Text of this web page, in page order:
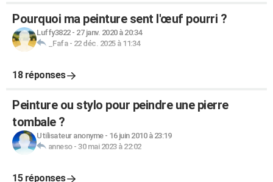
Pourquoi ma peinture sent l'œuf pourri ?
Luffy3822- 27 janv. 2020 à 20:34
_Fafa- 22 déc. 2025 à 11:34
18 réponses
Peinture ou stylo pour peindre une pierre
tombale ?
Utilisateur anonyme- 16 juin 2010 à 23:19
anneso- 30 mai 2023 à 22:02
15 réponses